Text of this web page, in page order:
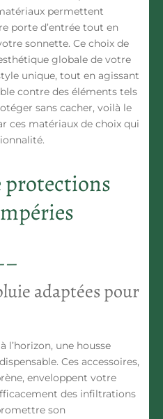
permettent
porte d’entrée tout en
sonnette. Ce choix de
globale de votre
unique, tout en agissant
contre des éléments tels
sans cacher, voilà le
ces matériaux de choix qui
protections
adaptées pour
l’horizon, une housse
Ces accessoires,
enveloppent votre
des infiltrations
son